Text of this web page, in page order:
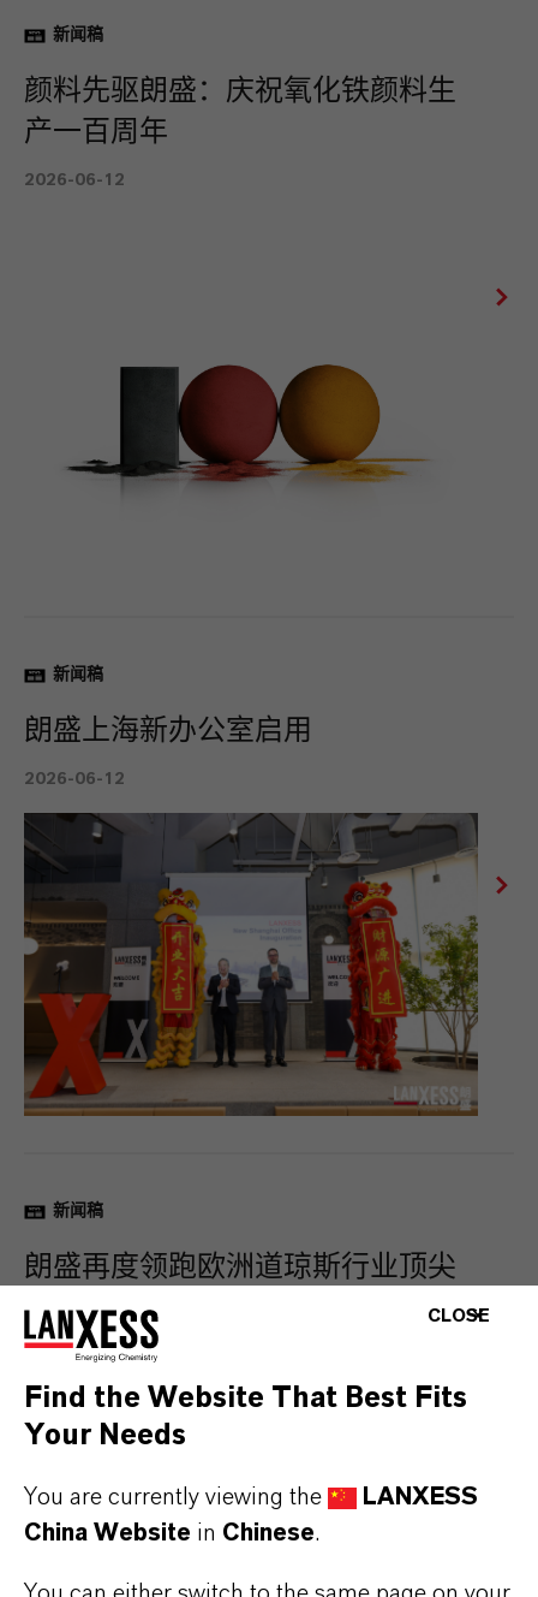
新闻稿
颜料先驱朗盛：庆祝氧化铁颜料生
产一百周年
2026-06-12
新闻稿
朗盛上海新办公室启用
2026-06-12
新闻稿
朗盛再度领跑欧洲道琼斯行业顶尖
指数
2026-05-09
CLOSE
Find the Website That Best Fits
Your Needs
You are currently viewing the
LANXESS
China Website in Chinese.